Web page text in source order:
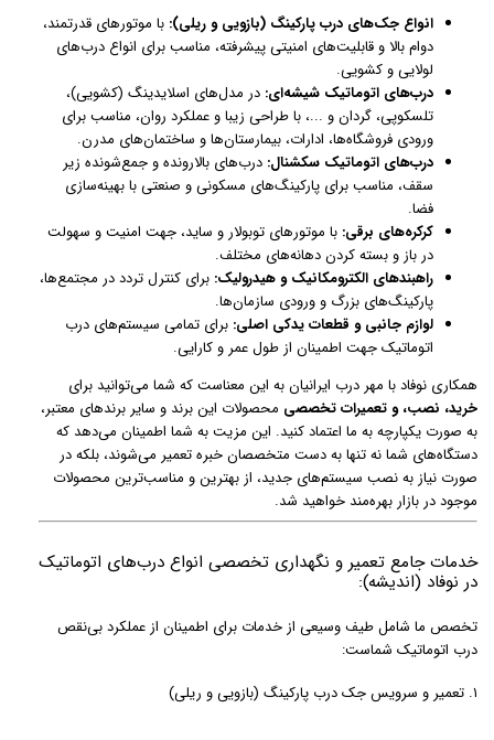
انواع جک‌های درب پارکینگ (بازویی و ریلی): با موتورهای قدرتمند،
دوام بالا و قابلیت‌های امنیتی پیشرفته، مناسب برای انواع درب‌های
لولایی و کشویی.
درب‌های اتوماتیک شیشه‌ای: در مدل‌های اسلایدینگ (کشویی)،
تلسکوپی، گردان و ...، با طراحی زیبا و عملکرد روان، مناسب برای
ورودی فروشگاه‌ها، ادارات، بیمارستان‌ها و ساختمان‌های مدرن.
درب‌های اتوماتیک سکشنال: درب‌های بالارونده و جمع‌شونده زیر
سقف، مناسب برای پارکینگ‌های مسکونی و صنعتی با بهینه‌سازی
فضا.
کرکره‌های برقی: با موتورهای توبولار و ساید، جهت امنیت و سهولت
در باز و بسته کردن دهانه‌های مختلف.
راهبندهای الکترومکانیک و هیدرولیک: برای کنترل تردد در مجتمع‌ها،
پارکینگ‌های بزرگ و ورودی سازمان‌ها.
لوازم جانبی و قطعات یدکی اصلی: برای تمامی سیستم‌های درب
اتوماتیک جهت اطمینان از طول عمر و کارایی.
همکاری نوفاد با مهر درب ایرانیان به این معناست که شما می‌توانید برای
خرید، نصب، و تعمیرات تخصصی محصولات این برند و سایر برندهای معتبر،
به صورت یکپارچه به ما اعتماد کنید. این مزیت به شما اطمینان می‌دهد که
دستگاه‌های شما نه تنها به دست متخصصان خبره تعمیر می‌شوند، بلکه در
صورت نیاز به نصب سیستم‌های جدید، از بهترین و مناسب‌ترین محصولات
موجود در بازار بهره‌مند خواهید شد.
خدمات جامع تعمیر و نگهداری تخصصی انواع درب‌های اتوماتیک
در نوفاد (اندیشه):
تخصص ما شامل طیف وسیعی از خدمات برای اطمینان از عملکرد بی‌نقص
درب اتوماتیک شماست:
۱. تعمیر و سرویس جک درب پارکینگ (بازویی و ریلی)